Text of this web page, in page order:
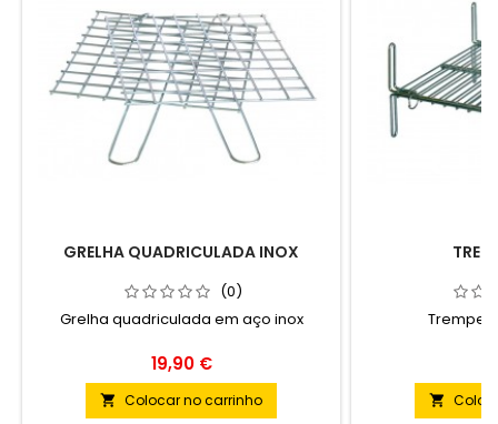
GRELHA QUADRICULADA INOX
(0)
Grelha quadriculada em aço inox
Preço
19,90 €
 Colocar no carrinho
Trempe
